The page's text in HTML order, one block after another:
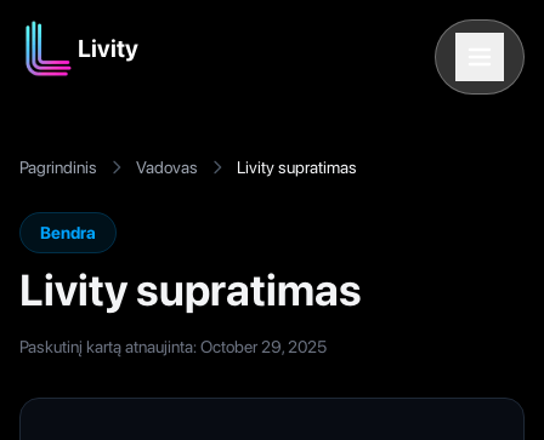
Livity
Pagrindinis Vadovas Livity supratimas
Bendra
Livity supratimas
Paskutinį kartą atnaujinta: October 29, 2025